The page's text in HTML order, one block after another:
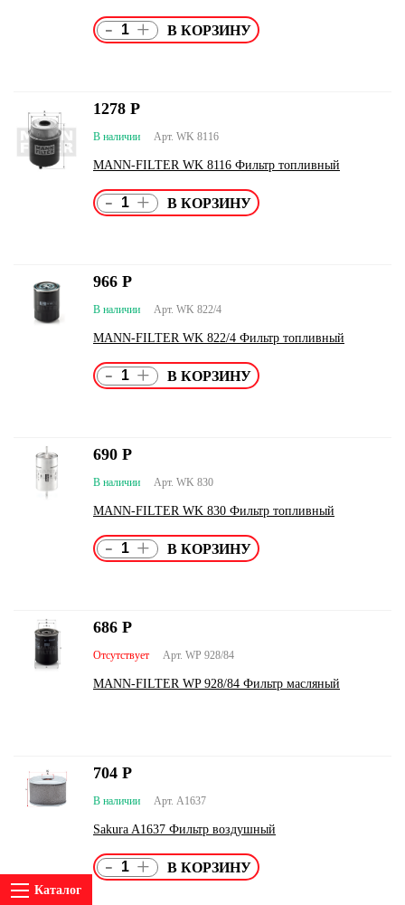
- +
Арт. WK 8116
В наличии
MANN-FILTER WK 8116 Фильтр топливный
1278 Р
- +
Арт. WK 822/4
В наличии
MANN-FILTER WK 822/4 Фильтр топливный
966 Р
- +
Арт. WK 830
В наличии
MANN-FILTER WK 830 Фильтр топливный
690 Р
- +
Арт. WP 928/84
Отсутствует
MANN-FILTER WP 928/84 Фильтр масляный
686 Р
Арт. A1637
В наличии
Sakura A1637 Фильтр воздушный
704 Р
- +
Каталог